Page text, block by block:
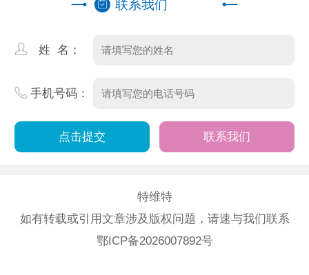
联系我们
姓 名：
手机号码：
联系我们
特维特
如有转载或引用文章涉及版权问题，请速与我们联系
鄂ICP备2026007892号